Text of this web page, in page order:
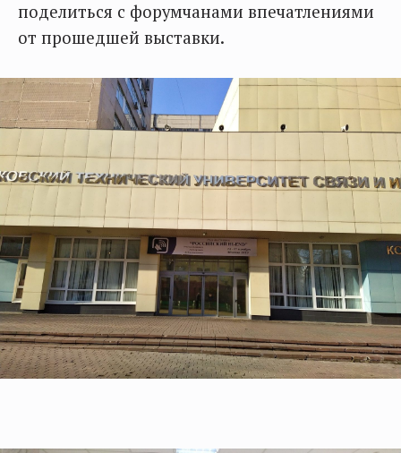
поделиться с форумчанами впечатлениями
от прошедшей выставки.